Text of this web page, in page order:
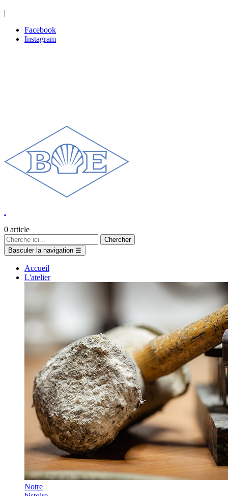
|
Facebook
Instagram
.
0 article
Chercher
Basculer la navigation ☰
Accueil
L'atelier
Notre